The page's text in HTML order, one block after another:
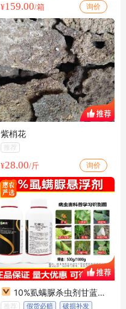
¥159.00/箱 询价
紫梢花
推荐
¥28.00/斤 询价
10%虱螨脲杀虫剂甘蓝甜
菜夜蛾专用农药青虫甜菜夜
推荐 假货必赔
破损补发